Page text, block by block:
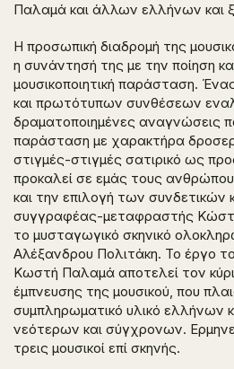
Παλαμά και άλλων ελλήνων και
Η προσωπική διαδρομή της
η συνάντησή της με την ποίηση
μουσικοποιητική παράσταση.
και πρωτότυπων συνθέσεων
δραματοποιημένες αναγνώσεις
παράσταση με χαρακτήρα
στιγμές-στιγμές σατιρικό ως
προκαλεί σε εμάς τους
και την επιλογή των συνδετικών
συγγραφέας-μεταφραστής
το μυσταγωγικό σκηνικό
Αλέξανδρου Πολιτάκη. Το έργο
Κωστή Παλαμά αποτελεί τον
έμπνευσης της μουσικού, που
συμπληρωματικό υλικό ελλήνων
νεότερων και σύγχρονων.
τρεις μουσικοί επί σκηνής.